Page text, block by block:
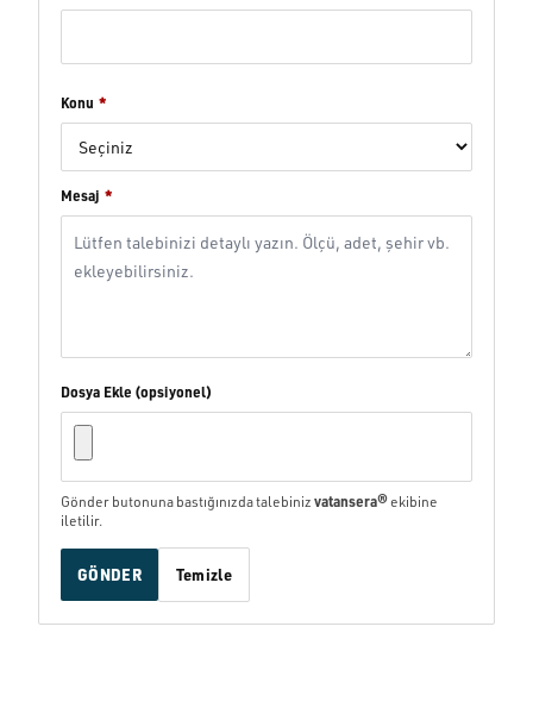
Konu *
Mesaj *
Dosya Ekle (opsiyonel)
Gönder butonuna bastığınızda talebiniz vatansera®ekibine
iletilir.
GÖNDER Temizle